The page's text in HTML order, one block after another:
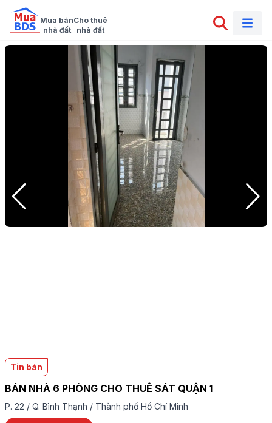
Mua bán
nhà đất
Cho thuê
nhà đất
Tin bán
BÁN NHÀ 6 PHÒNG CHO THUÊ SÁT QUẬN 1
P. 22 / Q. Bình Thạnh / Thành phố Hồ Chí Minh